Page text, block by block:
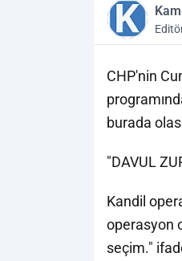
CHP'nin
burada
"DAVUL
Kandil
operasyon
seçim."